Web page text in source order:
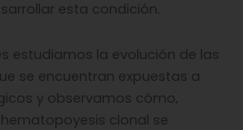
esta condición.
estudiamos la evolución de las
se encuentran expuestas a
y observamos cómo,
clonal se